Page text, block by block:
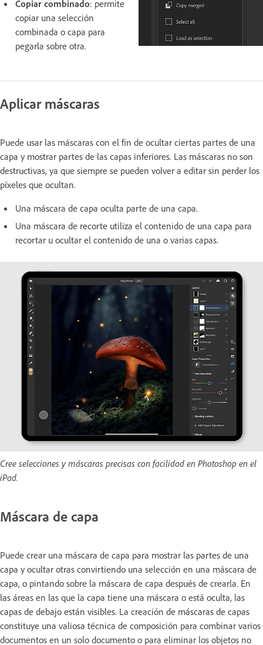
Copiar combinado: permite
copiar una selección
combinada o capa para
pegarla sobre otra.
Aplicar máscaras
Puede usar las máscaras con el fin de ocultar ciertas partes de una
capa y mostrar partes de las capas inferiores. Las máscaras no son
destructivas, ya que siempre se pueden volver a editar sin perder los
píxeles que ocultan.
Una máscara de capa oculta parte de una capa.
Una máscara de recorte utiliza el contenido de una capa para
recortar u ocultar el contenido de una o varias capas.
Cree selecciones y máscaras precisas con facilidad en Photoshop en el
iPad.
Máscara de capa
Puede crear una máscara de capa para mostrar las partes de una
capa y ocultar otras convirtiendo una selección en una máscara de
capa, o pintando sobre la máscara de capa después de crearla. En
las áreas en las que la capa tiene una máscara o está oculta, las
capas de debajo están visibles. La creación de máscaras de capas
constituye una valiosa técnica de composición para combinar varios
documentos en un solo documento o para eliminar los objetos no